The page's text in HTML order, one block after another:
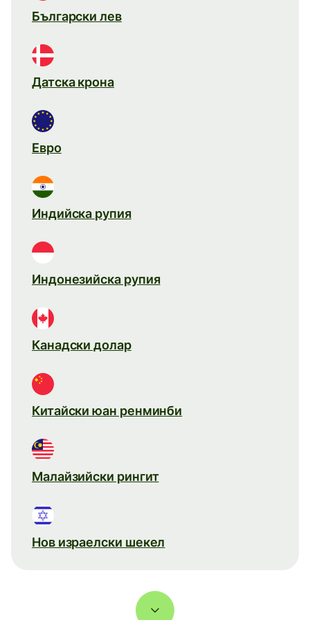
Български лев
Датска крона
Евро
Индийска рупия
Индонезийска рупия
Канадски долар
Китайски юан ренминби
Малайзийски рингит
Нов израелски шекел